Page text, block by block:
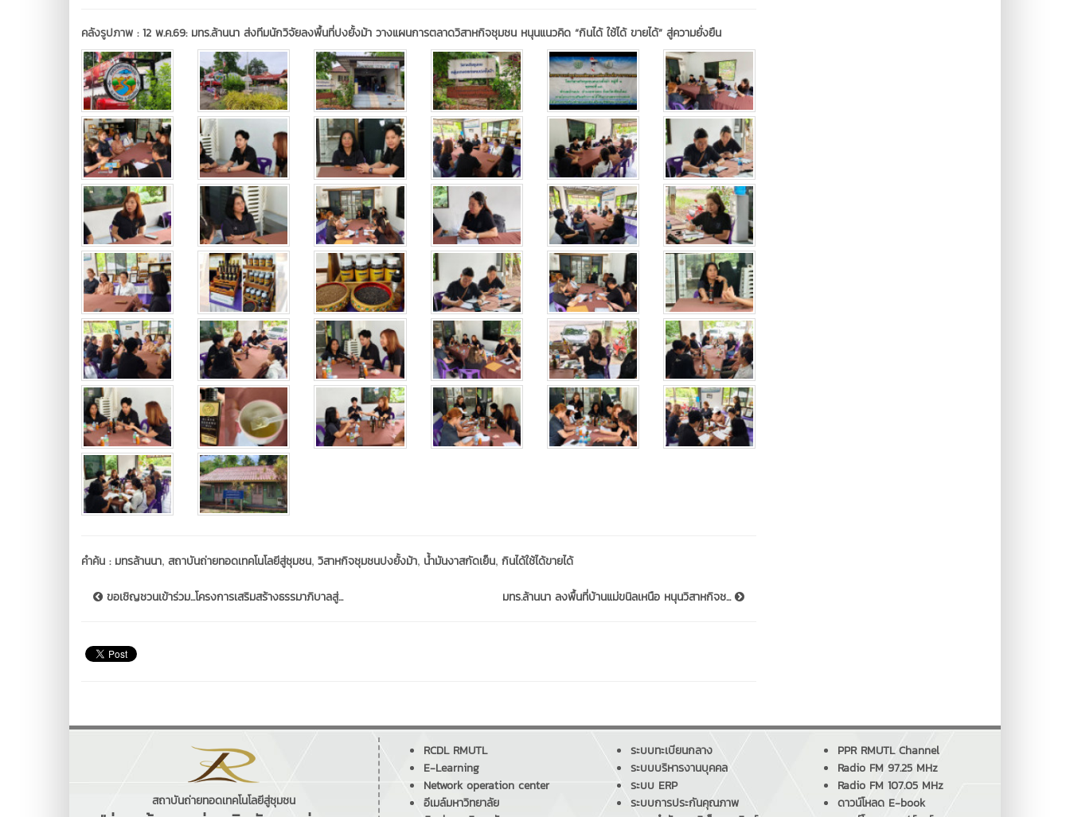
คลังรูปภาพ :12 พ.ค.69: มทร.ล้านนา ส่งทีมนักวิจัยลงพื้นที่ปงยั้งม้า วางแผนการตลาดวิสาหกิจชุมชน หนุนแนวคิด “กินได้ ใช้ได้ ขายได้” สู่ความยั่งยืน
คำค้น : มทรล้านนา, สถาบันถ่ายทอดเทคโนโลยีสู่ชุมชน, วิสาหกิจชุมชนปงยั้งม้า, น้ำมันงาสกัดเย็น, กินได้ใช้ได้ขายได้
ขอเชิญชวนเข้าร่วม...โครงการเสริมสร้างธรรมาภิบาลสู่... มทร.ล้านนา ลงพื้นที่บ้านแม่ขนิลเหนือ หนุนวิสาหกิจช...
สถาบันถ่ายทอดเทคโนโลยีสู่ชุมชน
RCDL RMUTL
E-Learning
Network operation center
อีเมล์มหาวิทยาลัย
ระบบทะเบียนกลาง
ระบบบริหารงานบุคคล
ระบบ ERP
ระบบการประกันคุณภาพ
PPR RMUTL Channel
Radio FM 97.25 MHz
Radio FM 107.05 MHz
ดาวน์โหลด E-book